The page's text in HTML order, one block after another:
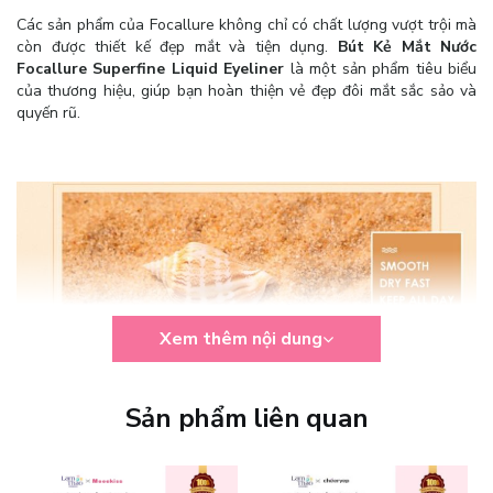
Các sản phẩm của Focallure không chỉ có chất lượng vượt trội mà
còn được thiết kế đẹp mắt và tiện dụng. Bút Kẻ Mắt Nước
Focallure Superfine Liquid Eyeliner là một sản phẩm tiêu biểu
của thương hiệu, giúp bạn hoàn thiện vẻ đẹp đôi mắt sắc sảo và
quyến rũ.
Xem thêm nội dung
Sản phẩm liên quan